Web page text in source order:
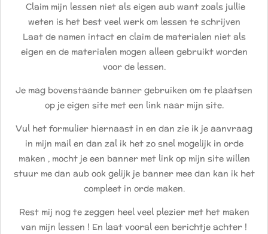
Claim mijn lessen niet als eigen aub want zoals jullie
weten is het best veel werk om lessen te schrijven
Laat de namen intact en claim de materialen niet als
eigen en de materialen mogen alleen gebruikt worden
voor de lessen.
Je mag bovenstaande banner gebruiken om te plaatsen
op je eigen site met een link naar mijn site.
Vul het formulier hiernaast in en dan zie ik je aanvraag
in mijn mail en dan zal ik het zo snel mogelijk in orde
maken , mocht je een banner met link op mijn site willen
stuur me dan aub ook gelijk je banner mee dan kan ik het
compleet in orde maken.
Rest mij nog te zeggen heel veel plezier met het maken
van mijn lessen ! En laat vooral een berichtje achter !